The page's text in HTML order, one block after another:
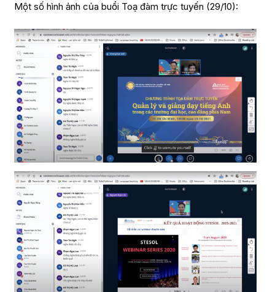
Một số hình ảnh của buổi Toạ đàm trực tuyến (29/10):